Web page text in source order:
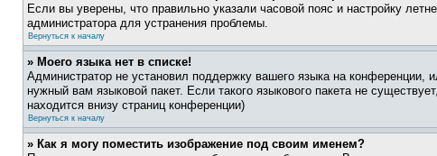
Если вы уверены, что правильно указали часовой пояс и настройку
администратора для устранения проблемы.
Вернуться к началу
» Моего языка нет в списке!
Администратор не установил поддержку вашего языка на конференции,
нужный вам языковой пакет. Если такого языкового пакета не
находится внизу страниц конференции)
Вернуться к началу
» Как я могу поместить изображение под своим именем?